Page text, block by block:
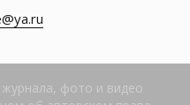
журнала, фото и видео